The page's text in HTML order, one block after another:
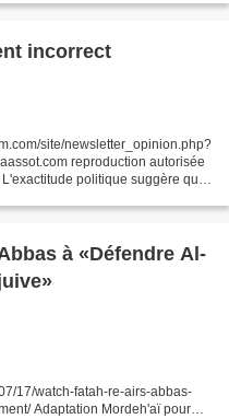
incorrect
site/newsletter_opinion.php?
reproduction autorisée
politique suggère que
à «Défendre Al-
17/watch-fatah-re-airs-abbas-
Adaptation Mordeh'aï pour